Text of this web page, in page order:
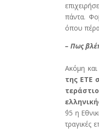
πάντα.
όπου
– Πως
Ακόμη και
της ΕΤΕ
΄95 η
τραγικές